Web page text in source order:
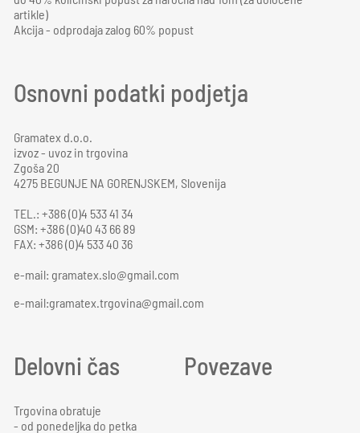
artikle)
Akcija - odprodaja zalog 60% popust
Osnovni podatki podjetja
Gramatex d.o.o.
izvoz - uvoz in trgovina
Zgoša 20
4275 BEGUNJE NA GORENJSKEM, Slovenija
TEL.: +386 (0)4 533 41 34
GSM: +386 (0)40 43 66 89
FAX: +386 (0)4 533 40 36
e-mail: gramatex.slo@gmail.com
e-mail:gramatex.trgovina@gmail.com
Delovni čas
Trgovina obratuje
- od ponedeljka do petka
Povezave